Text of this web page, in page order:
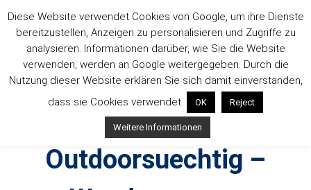
Inhalt
springen
Outdoorsuechtig –
Diese Website verwendet Cookies von Google, um ihre Dienste
bereitzustellen, Anzeigen zu personalisieren und Zugriffe zu
analysieren. Informationen darüber, wie Sie die Website
verwenden, werden an Google weitergegeben. Durch die
Nutzung dieser Website erklären Sie sich damit einverstanden,
dass sie Cookies verwendet.
OK Reject
Weitere Informationen